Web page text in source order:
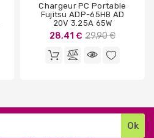
Chargeur PC Portable
Fujitsu ADP-65HB AD
20V 3.25A 65W
28,41 € Prix
base
29,90 €